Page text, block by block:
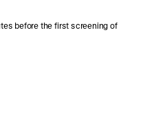
before the first screening of